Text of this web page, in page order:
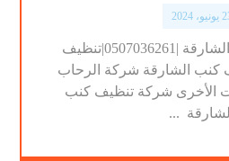
2024
شركة تنظيف كنب الشارقة |0507036261|تنظيف
كنب الشارقة شركة الرحاب
الأخرى شركة تنظيف كنب
الشارقة ...